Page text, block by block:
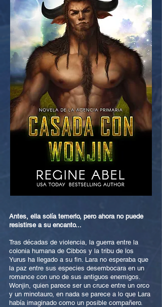
Antes, ella solía temerlo, pero ahora no puede
resistirse a su encanto...
Tras décadas de violencia, la guerra entre la
colonia humana de Cibbos y la tribu de los
Yurus ha llegado a su fin. Lara no esperaba que
la paz entre sus especies desembocara en un
romance con uno de sus antiguos enemigos.
Wonjin, quien parece ser un cruce entre un orco
y un minotauro, en nada se parece a lo que Lara
había imaginado como un posible compañero.